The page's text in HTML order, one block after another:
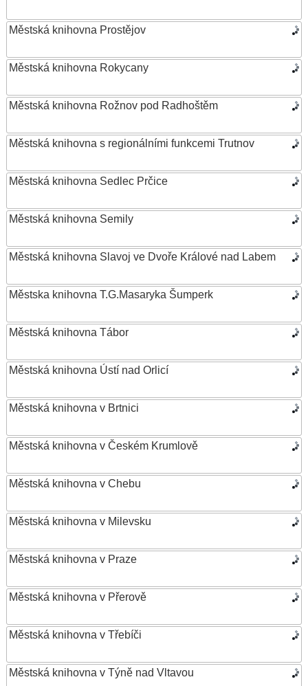
Městská knihovna Prostějov
Městská knihovna Rokycany
Městská knihovna Rožnov pod Radhoštěm
Městská knihovna s regionálními funkcemi Trutnov
Městská knihovna Sedlec Prčice
Městská knihovna Semily
Městská knihovna Slavoj ve Dvoře Králové nad Labem
Městska knihovna T.G.Masaryka Šumperk
Městská knihovna Tábor
Městská knihovna Ústí nad Orlicí
Městská knihovna v Brtnici
Městská knihovna v Českém Krumlově
Městská knihovna v Chebu
Městská knihovna v Milevsku
Městská knihovna v Praze
Městská knihovna v Přerově
Městská knihovna v Třebíči
Městská knihovna v Týně nad Vltavou